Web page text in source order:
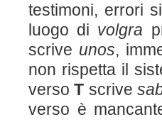
testimoni, errori
luogo di volgra
scrive unos,
non rispetta il
versoT scrive
verso è